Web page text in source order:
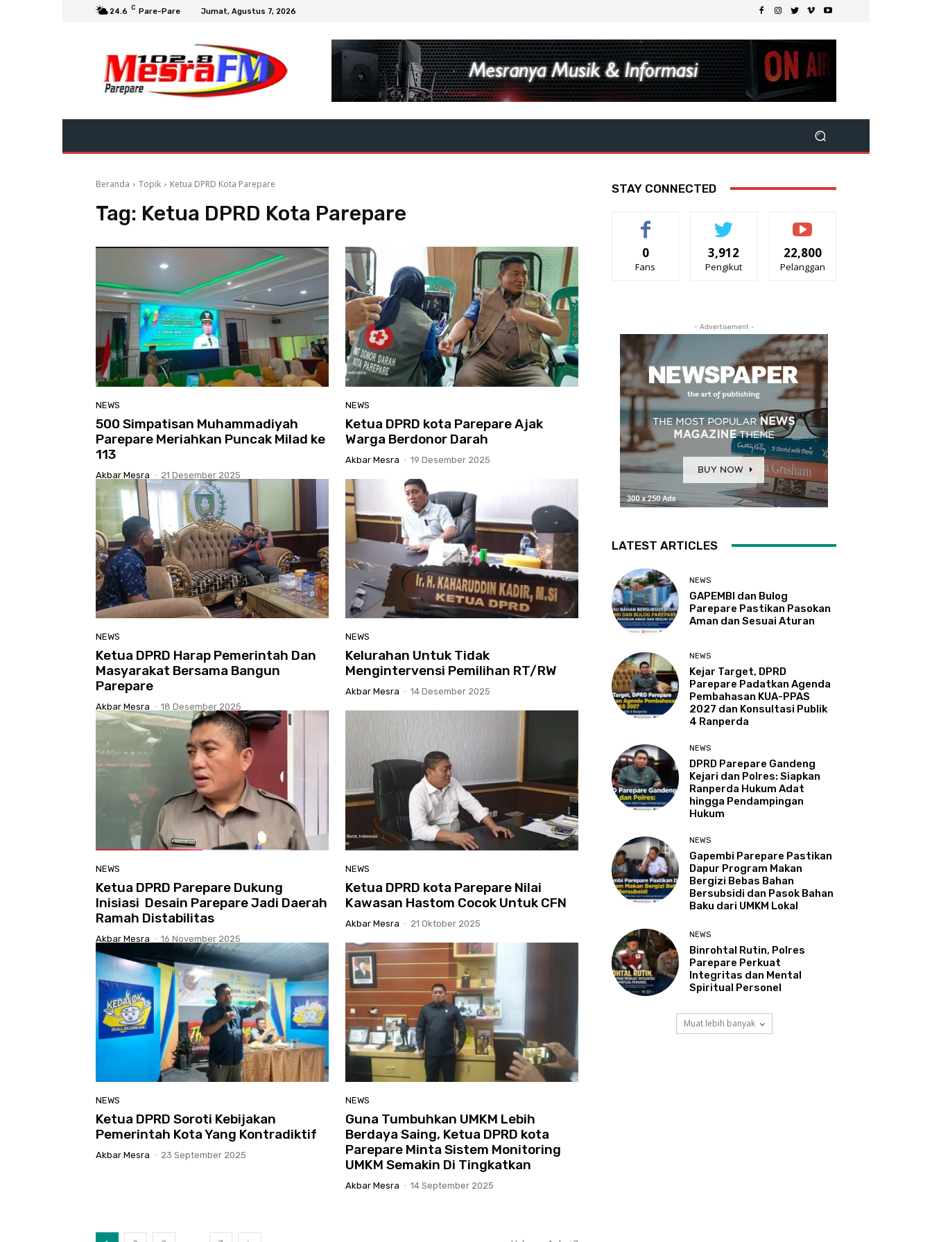
24.6 C Pare-Pare Jumat, Agustus 7, 2026
Beranda Topik Ketua DPRD Kota Parepare
Tag: Ketua DPRD Kota Parepare
NEWS
500 Simpatisan Muhammadiyah
Parepare Meriahkan Puncak Milad ke
113
Akbar Mesra - 21 Desember 2025
NEWS
Ketua DPRD kota Parepare Ajak
Warga Berdonor Darah
Akbar Mesra - 19 Desember 2025
NEWS
Ketua DPRD Harap Pemerintah Dan
Masyarakat Bersama Bangun
Parepare
Akbar Mesra - 18 Desember 2025
NEWS
Kelurahan Untuk Tidak
Mengintervensi Pemilihan RT/RW
Akbar Mesra - 14 Desember 2025
NEWS
Ketua DPRD Parepare Dukung
Inisiasi Desain Parepare Jadi Daerah
Ramah Distabilitas
Akbar Mesra - 16 November 2025
NEWS
Ketua DPRD kota Parepare Nilai
Kawasan Hastom Cocok Untuk CFN
Akbar Mesra - 21 Oktober 2025
NEWS
Ketua DPRD Soroti Kebijakan
Pemerintah Kota Yang Kontradiktif
Akbar Mesra - 23 September 2025
NEWS
Guna Tumbuhkan UMKM Lebih
Berdaya Saing, Ketua DPRD kota
Parepare Minta Sistem Monitoring
UMKM Semakin Di Tingkatkan
Akbar Mesra - 14 September 2025
STAY CONNECTED
0
Fans
3,912
Pengikut
22,800
Pelanggan
- Advertisement -
LATEST ARTICLES
NEWS
GAPEMBI dan Bulog
Parepare Pastikan Pasokan
Aman dan Sesuai Aturan
NEWS
Kejar Target, DPRD
Parepare Padatkan Agenda
Pembahasan KUA-PPAS
2027 dan Konsultasi Publik
4 Ranperda
NEWS
DPRD Parepare Gandeng
Kejari dan Polres: Siapkan
Ranperda Hukum Adat
hingga Pendampingan
Hukum
NEWS
Gapembi Parepare Pastikan
Dapur Program Makan
Bergizi Bebas Bahan
Bersubsidi dan Pasok Bahan
Baku dari UMKM Lokal
NEWS
Binrohtal Rutin, Polres
Parepare Perkuat
Integritas dan Mental
Spiritual Personel
Muat lebih banyak